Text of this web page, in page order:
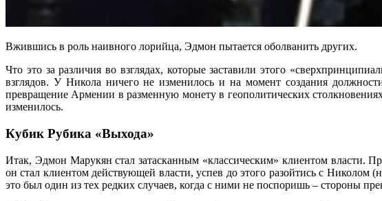
Вжившись в роль наивного лорийца, Эдмон пытается оболванить других.
Что это за различия во взглядах, которые заставили этого
взглядов. У Никола ничего не изменилось и на момент создания
превращение Армении в разменную монету в геополитических
изменилось.
Кубик Рубика «Выхода»
Итак, Эдмон Марукян стал затасканным «классическим» клиентом власти.
он стал клиентом действующей власти, успев до этого разойтись с
это был один из тех редких случаев, когда с ними не поспоришь – стороны